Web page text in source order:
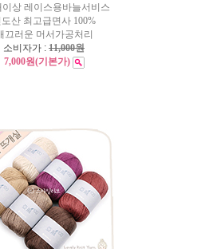
이상 레이스용바늘서비스
도산 최고급면사 100%
끄러운 머서가공처리
소비자가 : 11,000원
7,000원(기본가)